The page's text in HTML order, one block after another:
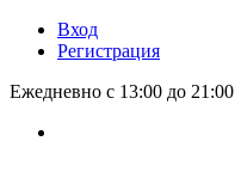
Вход
Регистрация
Ежедневно с 13:00 до 21:00